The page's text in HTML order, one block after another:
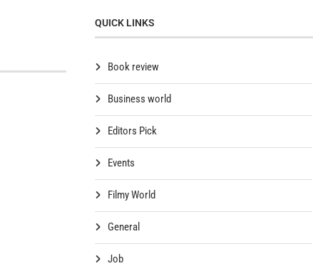
QUICK LINKS
Book review
Business world
Editors Pick
Events
Filmy World
General
Job